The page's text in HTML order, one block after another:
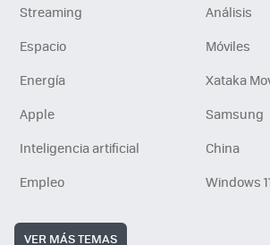
Streaming
Análisis
Espacio
Móviles
Energía
Xataka
Apple
Samsung
Inteligencia artificial
China
Empleo
Windows
VER MÁS TEMAS